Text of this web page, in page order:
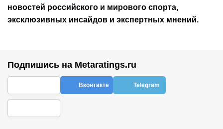
новостей российского и мирового спорта,
эксклюзивных инсайдов и экспертных мнений.
Подпишись на Metaratings.ru
Вконтакте Telegram